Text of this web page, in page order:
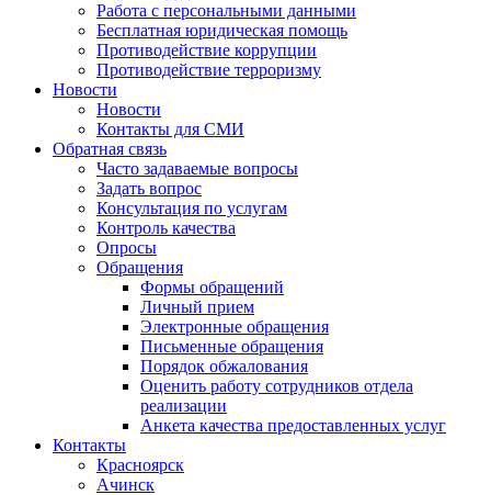
Работа с персональными данными
Бесплатная юридическая помощь
Противодействие коррупции
Противодействие терроризму
Новости
Новости
Контакты для СМИ
Обратная связь
Часто задаваемые вопросы
Задать вопрос
Консультация по услугам
Контроль качества
Опросы
Обращения
Формы обращений
Личный прием
Электронные обращения
Письменные обращения
Порядок обжалования
Оценить работу сотрудников отдела
реализации
Анкета качества предоставленных услуг
Контакты
Красноярск
Ачинск